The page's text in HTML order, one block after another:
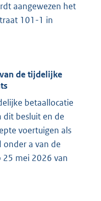
aangewezen het
101-1 in
de tijdelijke
betaallocatie
dit besluit en de
voertuigen als
a van de
25 mei 2026 van